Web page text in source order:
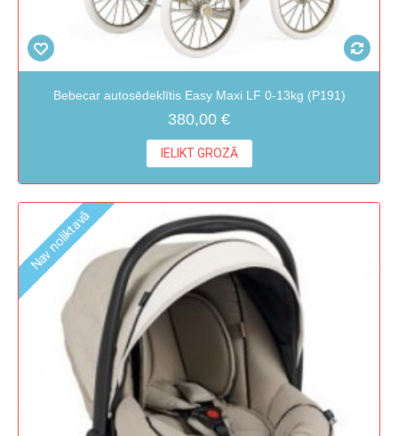
Bebecar autosēdeklītis Easy Maxi LF 0-13kg (P191)
380,00 €
IELIKT GROZĀ
Nav noliktavā